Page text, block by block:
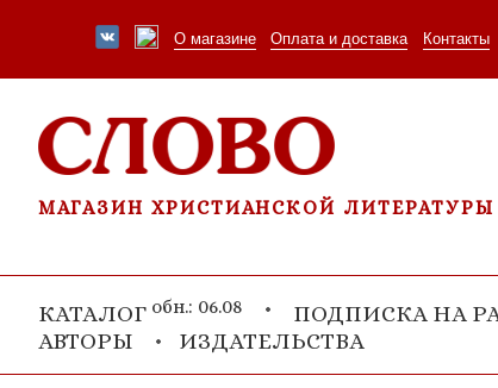
О магазине Оплата и доставка Контакты
МАГАЗИН ХРИСТИАНСКОЙ ЛИТЕРАТУРЫ
КАТАЛОГ обн.: 06.08 ПОДПИСКА НА
АВТОРЫ
ИЗДАТЕЛЬСТВА